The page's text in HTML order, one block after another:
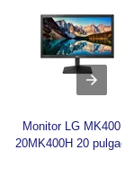
Monitor LG
20MK400H 20